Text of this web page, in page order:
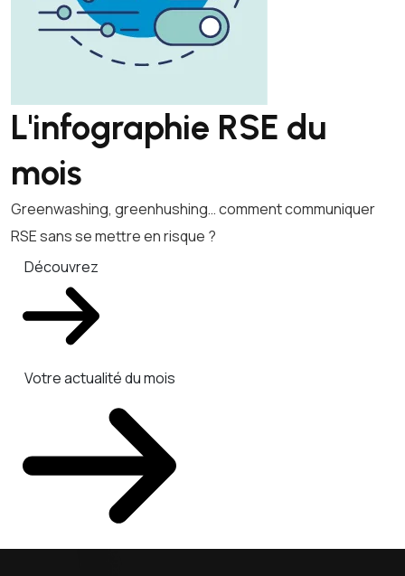
L'infographie RSE du
mois
Greenwashing, greenhushing… comment communiquer
RSE sans se mettre en risque ?
Découvrez
Votre actualité du mois